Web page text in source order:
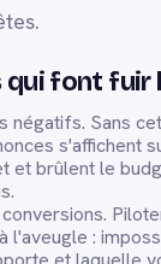
qui font fuir
négatifs. Sans
s'affichent
et brûlent le
l'aveugle :